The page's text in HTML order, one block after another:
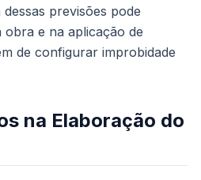
previsões pode
e na aplicação de
de configurar improbidade
na Elaboração do